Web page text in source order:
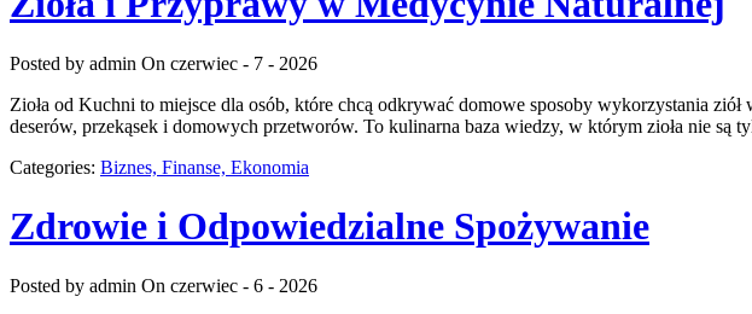
Posted by admin On czerwiec - 7 - 2026
Zioła od Kuchni to miejsce dla osób, które chcą odkrywać domowe sposoby wykorzystania
deserów, przekąsek i domowych przetworów. To kulinarna baza wiedzy, w którym zioła nie są
Categories: Biznes, Finanse, Ekonomia
Zdrowie i Odpowiedzialne Spożywanie
Posted by admin On czerwiec - 6 - 2026